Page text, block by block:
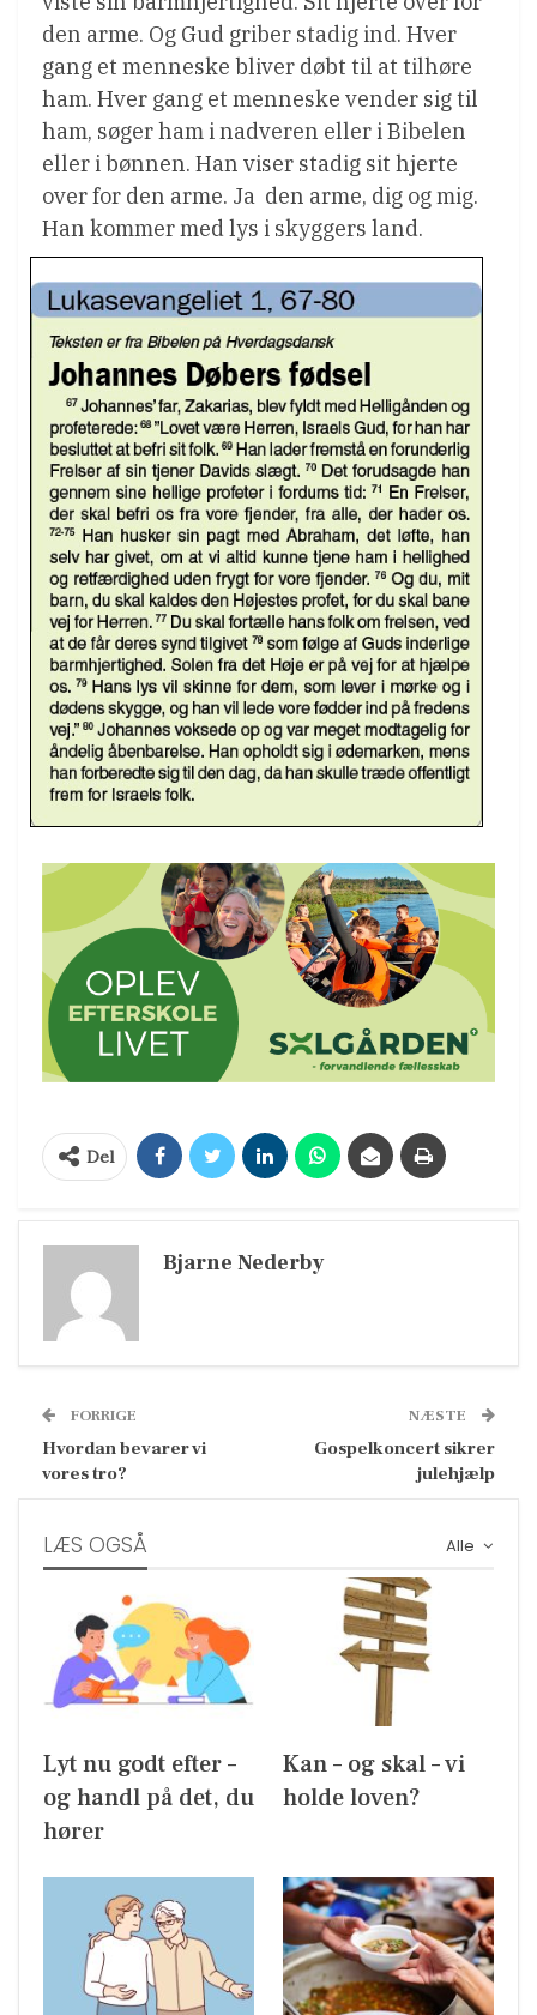
den arme. Og Gud griber stadig ind. Hver
gang et menneske bliver døbt til at tilhøre
ham. Hver gang et menneske vender sig til
ham, søger ham i nadveren eller i Bibelen
eller i bønnen. Han viser stadig sit hjerte
over for den arme. Ja  den arme, dig og mig.
Han kommer med lys i skyggers land.
Del
Bjarne Nederby
FORRIGE
Hvordan bevarer vi
vores tro?
NÆSTE
Gospelkoncert sikrer
julehjælp
Alle
LÆS OGSÅ
Lyt nu godt efter –
og handl på det, du
hører
Kan – og skal – vi
holde loven?